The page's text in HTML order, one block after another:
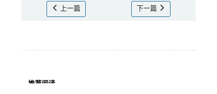
上一篇 下一篇